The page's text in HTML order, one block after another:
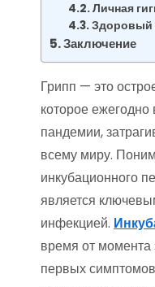
Личная
Здоровый
Заключение
Грипп — это
которое
пандемии,
всему миру.
инкубационного
является
инфекцией.
время от
первых